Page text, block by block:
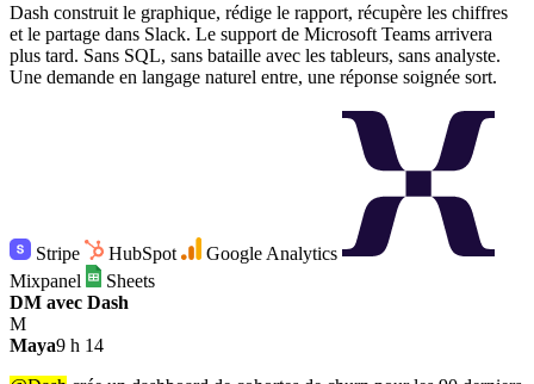
Dash construit le graphique, rédige le rapport, récupère les chiffres
et le partage dans Slack. Le support de Microsoft Teams arrivera
plus tard. Sans SQL, sans bataille avec les tableurs, sans analyste.
Une demande en langage naturel entre, une réponse soignée sort.
Stripe HubSpot
Google Analytics
Mixpanel
Sheets
DM avec Dash
M
Maya9 h 14